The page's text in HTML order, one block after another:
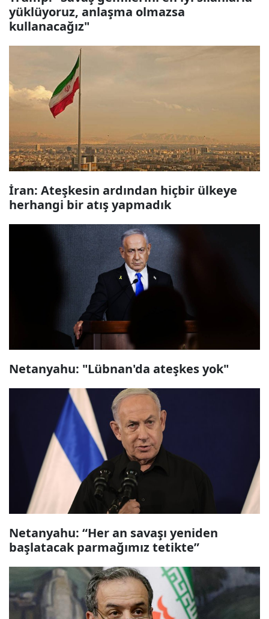
yüklüyoruz, anlaşma olmazsa
kullanacağız"
İran: Ateşkesin ardından hiçbir ülkeye
herhangi bir atış yapmadık
Netanyahu: "Lübnan'da ateşkes yok"
Netanyahu: “Her an savaşı yeniden
başlatacak parmağımız tetikte”